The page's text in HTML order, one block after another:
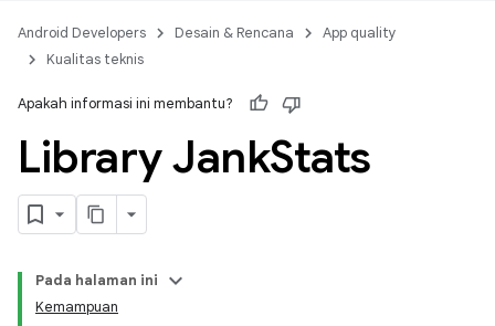
Android Developers Desain & Rencana
App quality
Kualitas teknis
Apakah informasi ini membantu?
Library JankStats
Pada halaman ini
Kemampuan